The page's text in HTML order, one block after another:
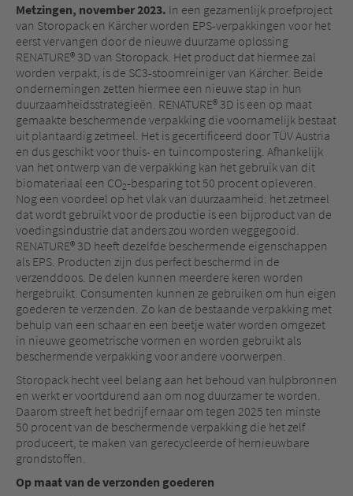
Metzingen, november 2023. In een gezamenlijk proefproject
van Storopack en Kärcher worden EPS-verpakkingen voor het
eerst vervangen door de nieuwe duurzame oplossing
RENATURE® 3D van Storopack. Het product dat hiermee zal
worden verpakt, is de SC3-stoomreiniger van Kärcher. Beide
ondernemingen zetten hiermee een nieuwe stap in hun
duurzaamheidsstrategieën. RENATURE® 3D is een op maat
gemaakte beschermende verpakking die voornamelijk bestaat
uit plantaardig zetmeel. Het is gecertificeerd door TÜV Austria
en dus geschikt voor thuis- en tuincompostering. Afhankelijk
van het ontwerp van de verpakking kan het gebruik van dit
biomateriaal een CO2-besparing tot 50 procent opleveren.
Nog een voordeel op het vlak van duurzaamheid: het zetmeel
dat wordt gebruikt voor de productie is een bijproduct van de
voedingsindustrie dat anders zou worden weggegooid.
RENATURE® 3D heeft dezelfde beschermende eigenschappen
als EPS. Producten zijn dus perfect beschermd in de
verzenddoos. De delen kunnen meerdere keren worden
hergebruikt. Consumenten kunnen ze gebruiken om hun eigen
goederen te verzenden. Zo kan de bestaande verpakking met
behulp van een schaar en een beetje water worden omgezet
in nieuwe geometrische vormen en worden gebruikt als
beschermende verpakking voor andere voorwerpen.
Storopack hecht veel belang aan het behoud van hulpbronnen
en werkt er voortdurend aan om nog duurzamer te worden.
Daarom streeft het bedrijf ernaar om tegen 2025 ten minste
50 procent van de beschermende verpakking die het zelf
produceert, te maken van gerecycleerde of hernieuwbare
grondstoffen.
Op maat van de verzonden goederen